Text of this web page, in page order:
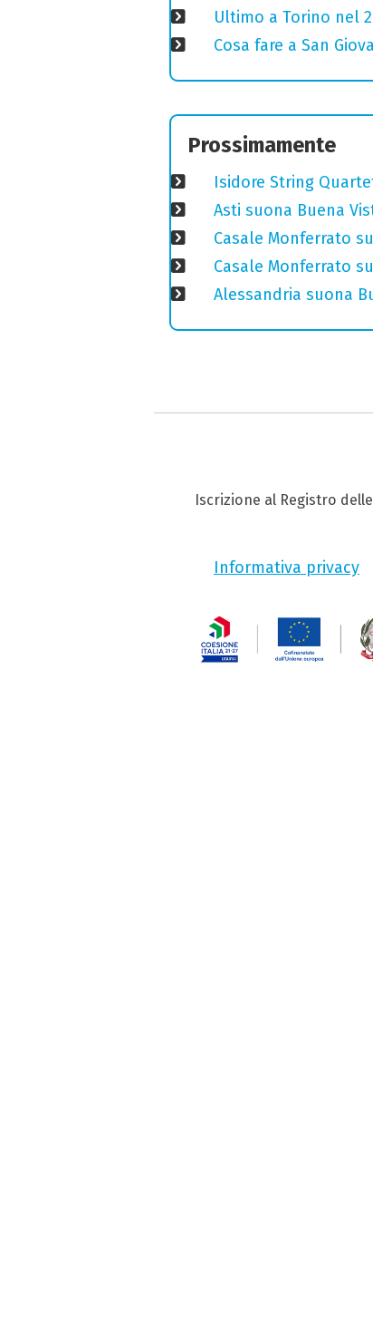
Ultimo a Torino nel
Cosa fare a San
Prossimamente
Isidore String
Asti suona Buena
Casale Monferrato
Casale Monferrato
Alessandria suona
Iscrizione al Registro
Informativa privacy